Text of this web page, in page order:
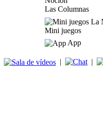
Las Columnas
Mini juegos
App
| |